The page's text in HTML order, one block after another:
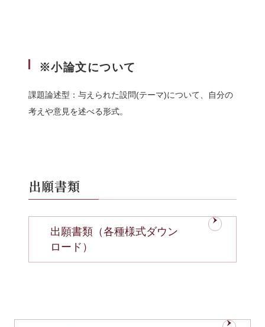
※小論文について
課題論述型：与えられた設問(テーマ)について、自分の
考えや意見を述べる形式。
出願書類
出願書類（各種様式ダウン
ロード）